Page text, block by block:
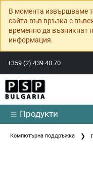
В момента извършваме
сайта във връзка с
временно да възникнат
информация.
+359 (2) 439 40 70
Продукти
Компютърна поддръжка